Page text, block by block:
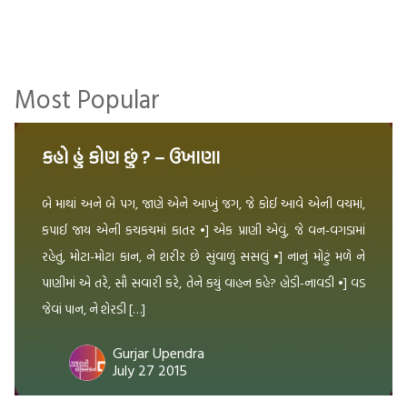
Most Popular
કહો હું કોણ છું ? – ઉખાણા
બે માથાં અને બે પગ, જાણે એને આખું જગ, જે કોઈ આવે એની વચમાં,
કપાઈ જાય એની કચકચમાં કાતર •] એક પ્રાણી એવું, જે વન-વગડામાં
રહેતું, મોટા-મોટા કાન, ને શરીર છે સુંવાળું સસલું •] નાનું મોટું મળે ને
પાણીમાં એ તરે, સૌ સવારી કરે, તેને કયું વાહન કહે? હોડી-નાવડી •] વડ
જેવાં પાન, ને શેરડી […]
Gurjar Upendra
July 27 2015